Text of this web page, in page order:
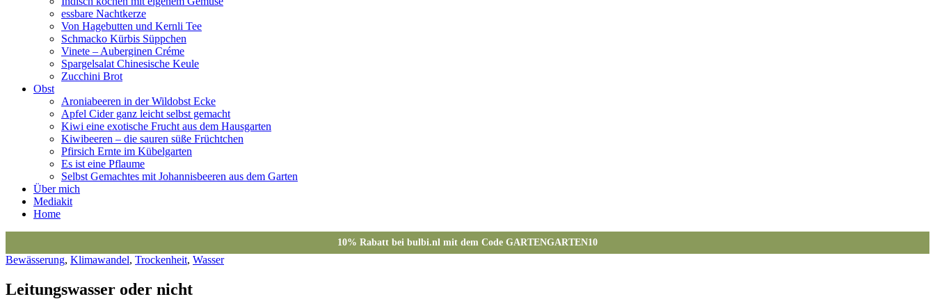
essbare Nachtkerze
Von Hagebutten und Kernli Tee
Schmacko Kürbis Süppchen
Vinete – Auberginen Créme
Spargelsalat Chinesische Keule
Zucchini Brot
Obst
Aroniabeeren in der Wildobst Ecke
Apfel Cider ganz leicht selbst gemacht
Kiwi eine exotische Frucht aus dem Hausgarten
Kiwibeeren – die sauren süße Früchtchen
Pfirsich Ernte im Kübelgarten
Es ist eine Pflaume
Selbst Gemachtes mit Johannisbeeren aus dem Garten
Über mich
Mediakit
Home
Bewässerung, Klimawandel, Trockenheit, Wasser
Leitungswasser oder nicht